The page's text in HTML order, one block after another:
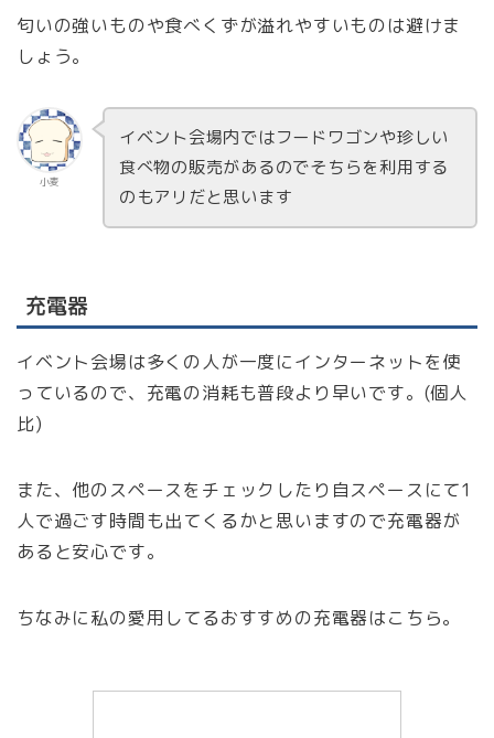
匂いの強いものや食べくずが溢れやすいものは避けま
しょう。
小麦
イベント会場内ではフードワゴンや珍しい
食べ物の販売があるのでそちらを利用する
のもアリだと思います
充電器
イベント会場は多くの人が一度にインターネットを使
っているので、充電の消耗も普段より早いです。(個人
比)
また、他のスペースをチェックしたり自スペースにて1
人で過ごす時間も出てくるかと思いますので充電器が
あると安心です。
ちなみに私の愛用してるおすすめの充電器はこちら。